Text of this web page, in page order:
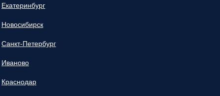
Екатеринбург
Новосибирск
Санкт-Петербург
Иваново
Краснодар